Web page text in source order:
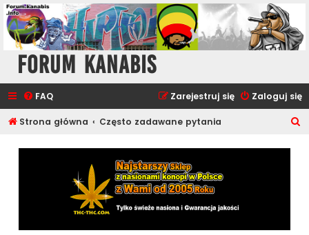
Forum Kanabis
FAQ Zaloguj się
Zarejestruj się
Strona główna Często zadawane pytania